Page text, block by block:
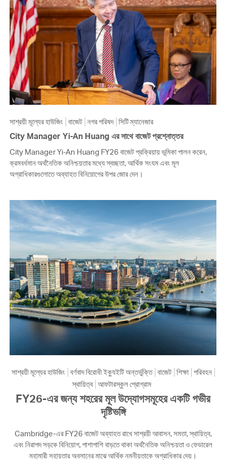
সাশ্রয়ী মূল্যের হাউজিং বাজেট নগর পরিষদ সিটি ম্যানেজার
City Manager Yi-An Huang এর সাথে বাজেট প্রশ্নোত্তর
City Manager Yi-An Huang FY26 বাজেট প্রক্রিয়ায় ভূমিকা পালন করেন,
ক্রমবর্ধমান অর্থনৈতিক অনিশ্চয়তার মধ্যে স্বচ্ছতা, আর্থিক সংযম এবং মূল
অগ্রাধিকারগুলোতে অব্যাহত বিনিয়োগের উপর জোর দেন।
সাশ্রয়ী মূল্যের হাউজিং বর্ণবাদ বিরোধী ইক্যুইটি অন্তর্ভুক্তি বাজেট শিক্ষা পরিবহন
স্থায়িত্ব আফটারস্কুল প্রোগ্রাম
FY26-এর জন্য শহরের মূল উদ্যোগসমূহের একটি গভীর
দৃষ্টিভঙ্গি
Cambridge-এর FY26 বাজেট অব্যাহত রাখে সাশ্রয়ী আবাসন, সমতা, স্থায়িত্ব,
এবং নিরাপদ সড়কে বিনিয়োগ, পাশাপাশি বাড়তে থাকা অর্থনৈতিক অনিশ্চয়তা ও ফেডারেল
মহামারী সহায়তার অবসানের মাঝে আর্থিক নমনীয়তাকে অগ্রাধিকার দেয়।